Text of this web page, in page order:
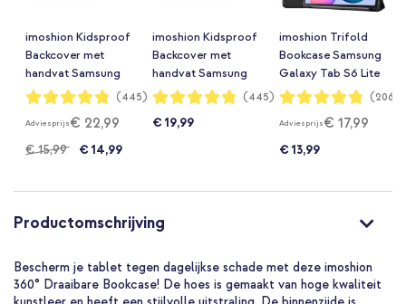
imoshion Kidsproof
Backcover met
handvat Samsung
Galaxy Tab S6 Lite
- Zwart
Waardering:
96%
(445)
Adviesprijs€ 22,99
€ 15,99 € 14,99
imoshion Kidsproof
Backcover met
handvat Samsung
Galaxy Tab S6 Lite
- Blauw
Waardering:
96%
(445)
€ 19,99
imoshion Trifold
Bookcase Samsung
Galaxy Tab S6 Lite
(2020/2022/2024)
Waardering:
96%
(2063)
Adviesprijs€ 17,99
€ 13,99
Productomschrijving
Bescherm je tablet tegen dagelijkse schade met deze imoshion
360° Draaibare Bookcase! De hoes is gemaakt van hoge kwaliteit